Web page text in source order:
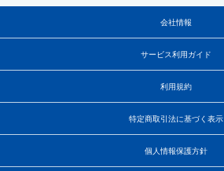
会社情報
サービス利用ガイド
利用規約
特定商取引法に基づく表示
個人情報保護方針